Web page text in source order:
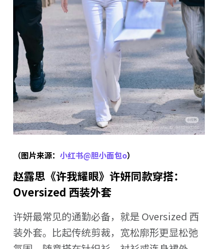
（图片来源： 小红书@胆小面包o）
赵露思《许我耀眼》许妍同款穿搭：
Oversized 西装外套
许妍最常见的通勤必备，就是 Oversized 西
装外套。比起传统剪裁，宽松廓形更显松弛